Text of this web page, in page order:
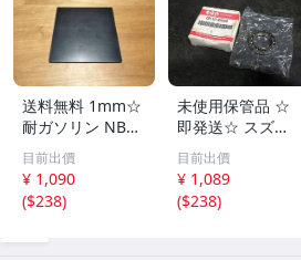
送料無料 1mm☆
耐ガソリン NBR
ゴムシート パッ
キン ガスケット
に
目前出價
¥ 1,090
($238)
未使用保管品 ☆
即発送☆ スズキ
純正 ベアリング
(BEARING) 内径
12mm × 外径 28
mm × 幅 7mm バ
目前出價
¥ 1,089
($238)